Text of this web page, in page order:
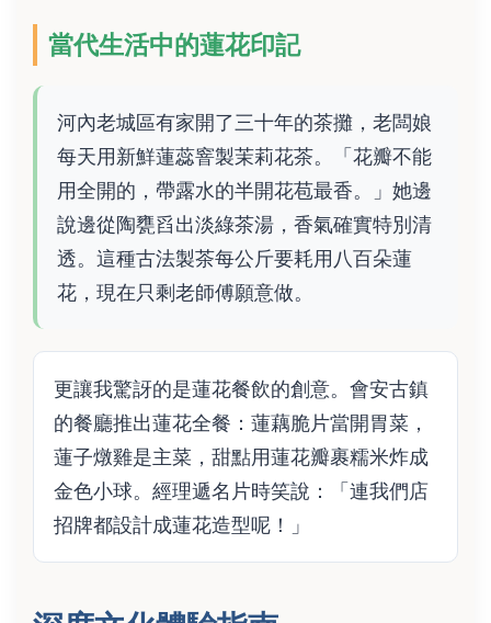
當代生活中的蓮花印記
河內老城區有家開了三十年的茶攤，老闆娘
每天用新鮮蓮蕊窨製茉莉花茶。「花瓣不能
用全開的，帶露水的半開花苞最香。」她邊
說邊從陶甕舀出淡綠茶湯，香氣確實特別清
透。這種古法製茶每公斤要耗用八百朵蓮
花，現在只剩老師傅願意做。
更讓我驚訝的是蓮花餐飲的創意。會安古鎮
的餐廳推出蓮花全餐：蓮藕脆片當開胃菜，
蓮子燉雞是主菜，甜點用蓮花瓣裹糯米炸成
金色小球。經理遞名片時笑說：「連我們店
招牌都設計成蓮花造型呢！」